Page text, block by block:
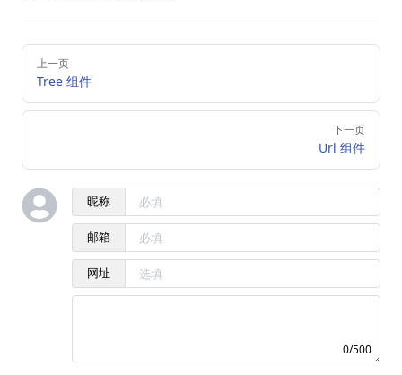
Pager
上一页
Tree 组件
下一页
Url 组件
昵称
邮箱
网址
0/500